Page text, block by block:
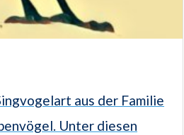
aus der Familie
Unter diesen